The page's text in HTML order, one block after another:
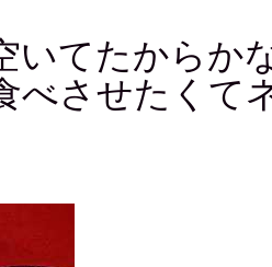
いてたからか
べさせたくて